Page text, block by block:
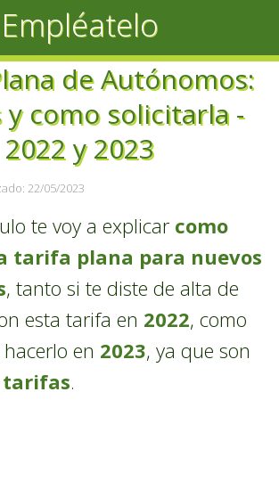
Empléatelo
de Autónomos:
y como solicitarla -
2022 y 2023
22/05/2023
te voy a explicar como
tarifa plana para nuevos
, tanto si te diste de alta de
esta tarifa en 2022, como
en 2023, ya que son
.